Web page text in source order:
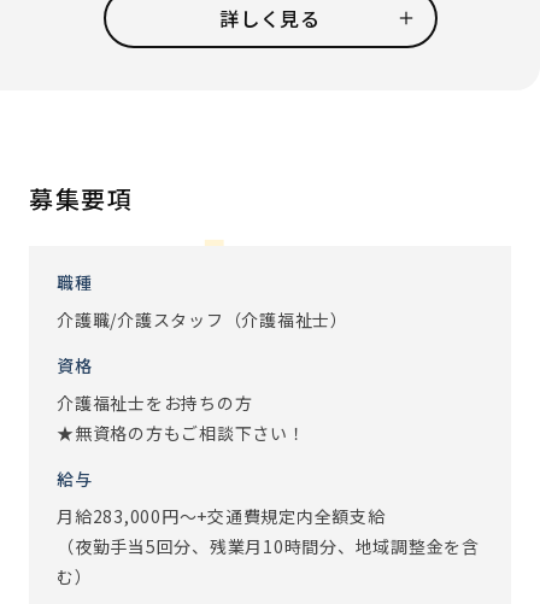
ト｣を実施しています。
「お寿司屋さんに行きたい」「お孫さんの誕生日に外出を
【IoT導入で業務効率UPしました】
ご入居者とかかわる時間を増やすことに成功しています！
スマホ1台で記録入力、コール、見守りのすべてが可能にな
るシステムです。
見守りセンサーでご入居者の覚醒・離床・心拍数の状況もモ
ニタリングできるため、
た。
その他にも、グループ通話ができるインカムシステムも導入
詳しく見る
募集要項
職種
介護職/介護スタッフ（介護福祉士）
資格
介護福祉士をお持ちの方
★無資格の方もご相談下さい！
給与
月給283,000円～+交通費規定内全額支給
（夜勤手当5回分、残業月10時間分、地域調整金を含
む）